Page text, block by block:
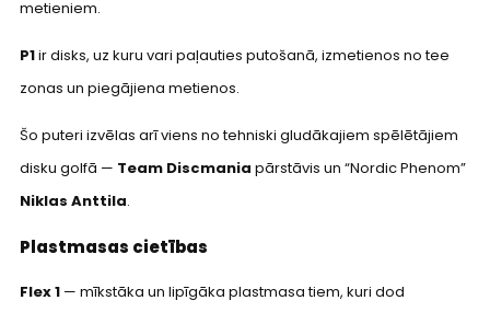
metieniem.
P1ir disks, uz kuru vari paļauties putošanā, izmetienos no tee
zonas un piegājiena metienos.
Šo puteri izvēlas arī viens no tehniski gludākajiem spēlētājiem
disku golfā — Team Discmania pārstāvis un “Nordic Phenom”
Niklas Anttila.
Plastmasas cietības
Flex 1 — mīkstāka un lipīgāka plastmasa tiem, kuri dod